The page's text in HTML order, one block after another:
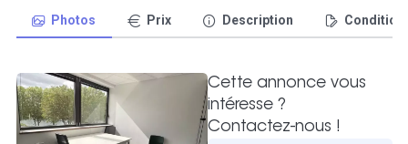
Photos Prix Description
Cette annonce vous
intéresse ?
Contactez-nous !